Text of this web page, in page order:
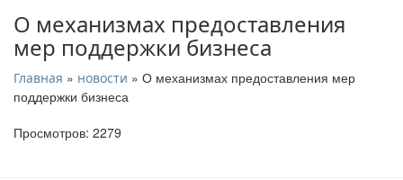
О механизмах предоставления
мер поддержки бизнеса
Главная » новости » О механизмах предоставления мер
поддержки бизнеса
Просмотров: 2279